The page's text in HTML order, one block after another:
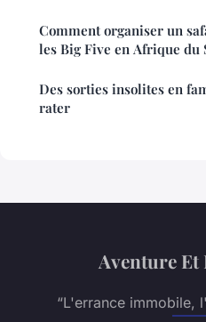
Comment organiser un
les Big Five en Afrique du
Des sorties insolites en
rater
Aventure Et
“L'errance immobile,